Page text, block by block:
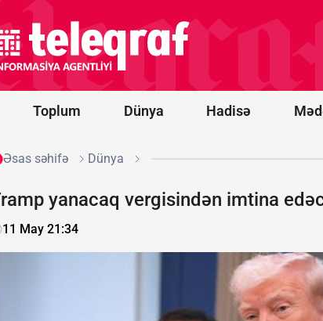
Toplum Dünya Hadisə
Novorossiysk
yaxınlığında
türk yük
gəmisinə
PUA hücumu
FOTO
Əsas səhifə Dünya
yanacaq vergisindən imtina
11 May 21:34